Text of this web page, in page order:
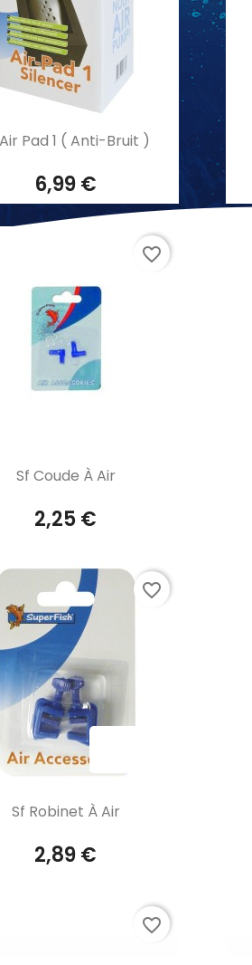
Aperçu rapide
Pad 1 ( Anti-Bruit )
6,99 €
Aperçu rapide
Sf Coude À Air
2,25 €
favorite_border
Aperçu rapide
Sf Robinet À Air
2,89 €
favorite_border
favorite_border